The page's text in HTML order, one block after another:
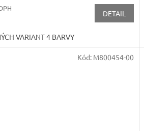
DETAIL
VARIANT 4 BARVY
Kód: M800454-00